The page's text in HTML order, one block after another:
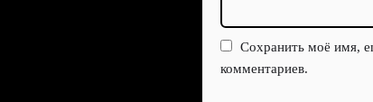
Сохранить моё имя,
комментариев.